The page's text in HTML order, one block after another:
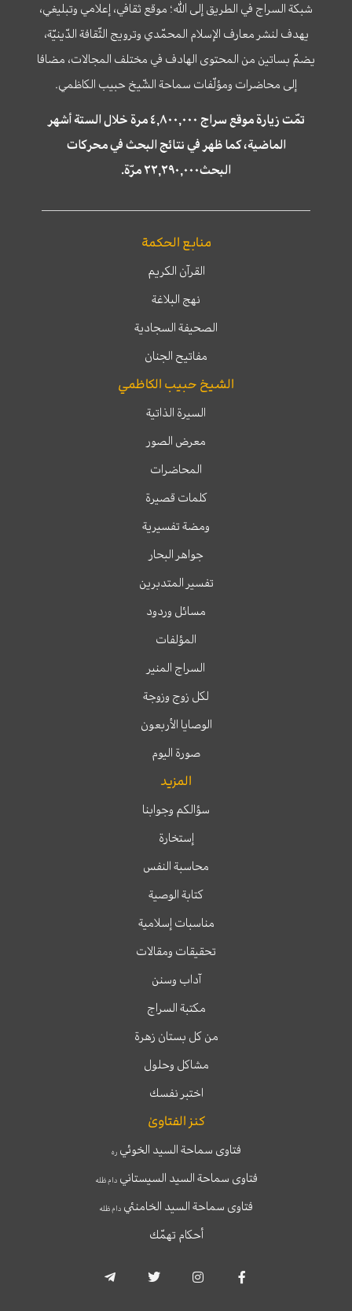
شبكة السراج في الطريق إلى الله؛ موقع ثقافي، إعلامي وتبليغي،
يهدف لنشر معارف الإسلام المحمّدي وترويج الثّقافة الدّينيّة،
يضمّ بساتين من المحتوى الهادف في مختلف المجالات، مضافا
إلى محاضرات ومؤلّفات سماحة الشّيخ حبيب الكاظمي.
تمّت زيارة موقع سراج ٤,٨٠٠,٠٠٠ مرة خلال الستة أشهر
الماضية، كما ظهر في نتائج البحث في محركات
البحث٢٢,٢٩٠,٠٠٠ مرّة.
منابع الحكمة
القرآن الكريم
نهج البلاغة
الصحيفة السجادية
مفاتيح الجنان
الشيخ حبيب الكاظمي
السيرة الذاتية
معرض الصور
المحاضرات
كلمات قصيرة
ومضة تفسيرية
جواهر البحار
تفسير المتدبرين
مسائل وردود
المؤلفات
السراج المنير
لكل زوج وزوجة
الوصايا الأربعون
صورة اليوم
المزيد
سؤالكم وجوابنا
إستخارة
محاسبة النفس
كتابة الوصية
مناسبات إسلامية
تحقيقات ومقالات
آداب وسنن
مكتبة السراج
من كل بستان زهرة
مشاكل وحلول
اختبر نفسك
كنز الفتاوىٰ
فتاوى سماحة السيد الخوئيره
فتاوى سماحة السيد السيستانيدام ظله
فتاوى سماحة السيد الخامنئي دام ظله
أحكام تهمّك
a
c
s
i
l